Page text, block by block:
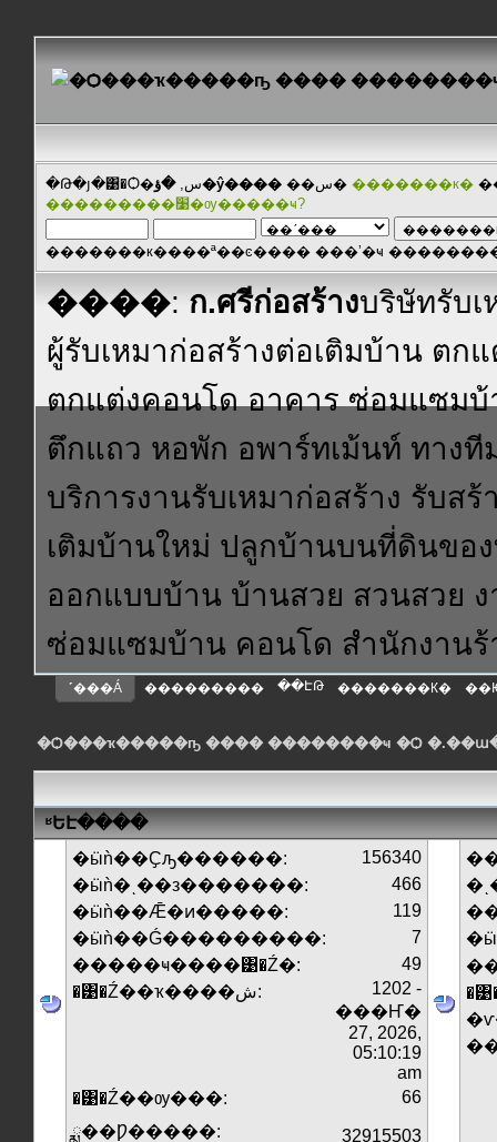
�Թ�յ�͹�Ѻ�س,�ؤ�ŷ���� ��س� �������к�
���������׹�ѹ�����ҹ?
�������к����ª��ͼ���� ���ʼ�ҹ
����:ก.ศรีก่อสร้างบริษัทรับเ
ผู้รับเหมาก่อสร้างต่อเติมบ้าน ตก
ตกแต่งคอนโด อาคาร ซ่อมแซมบ้
ตึกแถว หอพัก อพาร์ทเม้นท์ ทางที
บริการงานรับเหมาก่อสร้าง รับสร้
เติมบ้านใหม่ ปลูกบ้านบนที่ดินขอ
ออกแบบบ้าน บ้านสวย สวนสวย ง
ซ่อมแซมบ้าน คอนโด สำนักงาน
˹���Á ��������� ��ԷԹ �������К�
�Ѻ���ҡ�����ҧ ���� ��������ҹ �Ѻ
ʶԵԷ����
�ӹǹ��Ҫԡ������:
156340
�ӹǹ�ͺ��з�������:
466
�ӹǹ��Ǣ�ͷ�����:
119
�ӹǹ��Ǵ���������:
7
�����ҹ����͹�Ź�:
49
�͹�Ź��ҡ����ش:
1202 -
���Ҥ�
27, 2026,
05:10:19
am
�͹�Ź��ѹ���:
66
ྨ��Ƿ�����:
32915503